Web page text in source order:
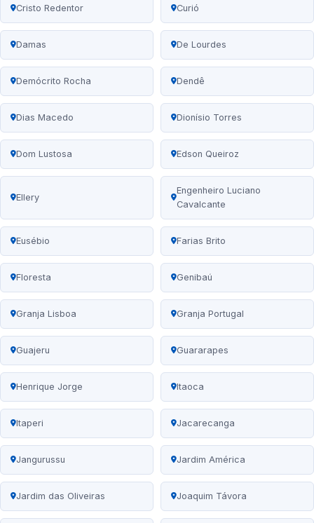
Cristo Redentor Curió
Damas De Lourdes
Demócrito Rocha Dendê
Dias Macedo Dionísio Torres
Dom Lustosa Edson Queiroz
Ellery
Engenheiro Luciano
Cavalcante
Eusébio Farias Brito
Floresta Genibaú
Granja Lisboa Granja Portugal
Guajeru Guararapes
Henrique Jorge Itaoca
Itaperi Jacarecanga
Jangurussu Jardim América
Jardim das Oliveiras Joaquim Távora